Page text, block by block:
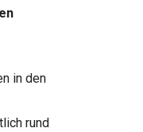
in den
rund